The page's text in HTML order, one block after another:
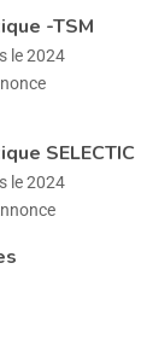
-TSM
le 2024
SELECTIC
le 2024